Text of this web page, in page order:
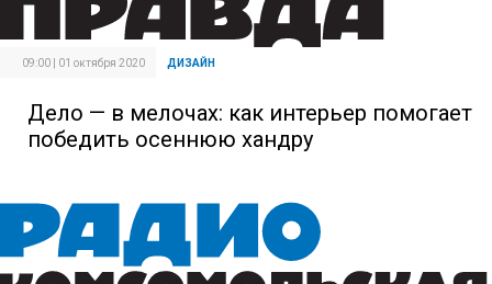
09:00 | 01 октября 2020 ДИЗАЙН
Дело — в мелочах: как интерьер помогает
победить осеннюю хандру